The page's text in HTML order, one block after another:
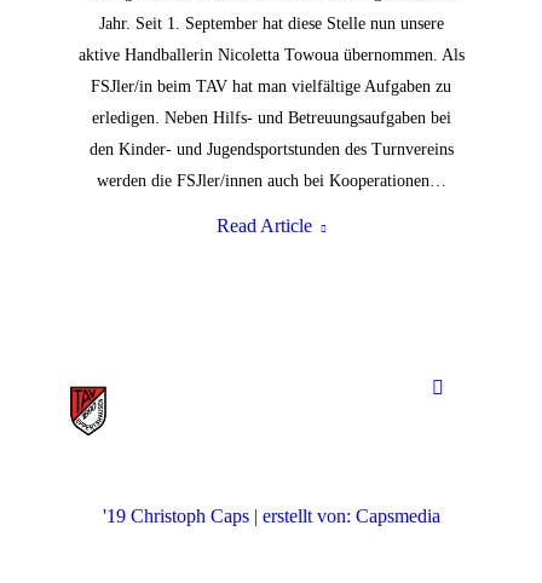
Jahr. Seit 1. September hat diese Stelle nun unsere
aktive Handballerin Nicoletta Towoua übernommen. Als
FSJler/in beim TAV hat man vielfältige Aufgaben zu
erledigen. Neben Hilfs- und Betreuungsaufgaben bei
den Kinder- und Jugendsportstunden des Turnvereins
werden die FSJler/innen auch bei Kooperationen…
Read Article
'19 Christoph Caps | erstellt von: Capsmedia